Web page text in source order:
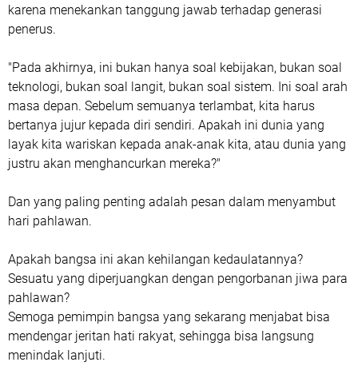
karena menekankan tanggung jawab terhadap generasi
penerus.
"Pada akhirnya, ini bukan hanya soal kebijakan, bukan soal
teknologi, bukan soal langit, bukan soal sistem. Ini soal arah
masa depan. Sebelum semuanya terlambat, kita harus
bertanya jujur kepada diri sendiri. Apakah ini dunia yang
layak kita wariskan kepada anak-anak kita, atau dunia yang
justru akan menghancurkan mereka?"
Dan yang paling penting adalah pesan dalam menyambut
hari pahlawan.
Apakah bangsa ini akan kehilangan kedaulatannya?
Sesuatu yang diperjuangkan dengan pengorbanan jiwa para
pahlawan?
Semoga pemimpin bangsa yang sekarang menjabat bisa
mendengar jeritan hati rakyat, sehingga bisa langsung
menindak lanjuti.